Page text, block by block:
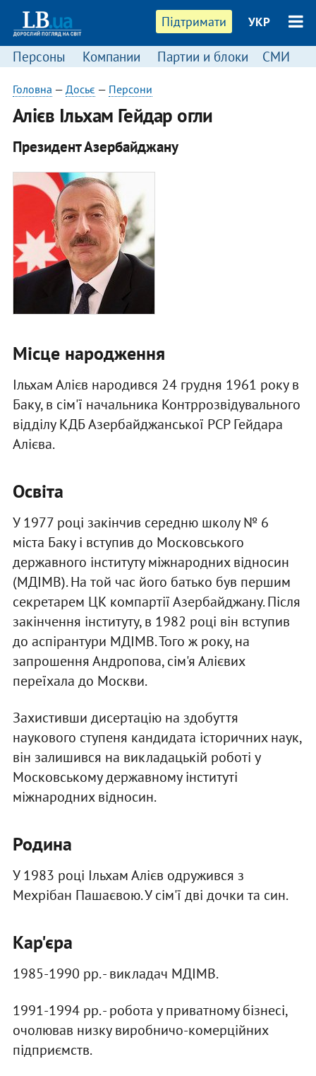
Підтримати УКР
Персоны Компании Партии и блоки СМИ
Головна — Досьє — Персони
Алієв Ільхам Гейдар огли
Президент Азербайджану
Місце народження
Ільхам Алієв народився 24 грудня 1961 року в
Баку, в сім'ї начальника Контррозвідувального
відділу КДБ Азербайджанської РСР Гейдара
Алієва.
Освіта
У 1977 році закінчив середню школу № 6
міста Баку і вступив до Московського
державного інституту міжнародних відносин
(МДІМВ). На той час його батько був першим
секретарем ЦК компартії Азербайджану. Після
закінчення інституту, в 1982 році він вступив
до аспірантури МДІМВ. Того ж року, на
запрошення Андропова, сім'я Алієвих
переїхала до Москви.
Захистивши дисертацію на здобуття
наукового ступеня кандидата історичних наук,
він залишився на викладацькій роботі у
Московському державному інституті
міжнародних відносин.
Родина
У 1983 році Ільхам Алієв одружився з
Мехрібан Пашаєвою. У сім'ї дві дочки та син.
Кар'єра
1985-1990 рр. - викладач МДІМВ.
1991-1994 рр. - робота у приватному бізнесі,
очолював низку виробничо-комерційних
підприємств.